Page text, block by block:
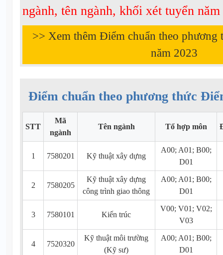
ngành, tên ngành, khối xét tuyển
>> Xem thêm Điểm chuẩn theo
năm 2023
Điểm chuẩn theo phương thức
STT
Mã
ngành
Tên ngành Tổ hợp môn
1 7580201 Kỹ thuật xây dựng
A00; A01; B00;
D01
2 7580205
Kỹ thuật xây dựng
công trình giao thông
A00; A01; B00;
D01
3 7580101 Kiến trúc
V00; V01; V02;
V03
4 7520320
Kỹ thuật môi trường
(Kỹ sư)
A00; A01; B00;
D01